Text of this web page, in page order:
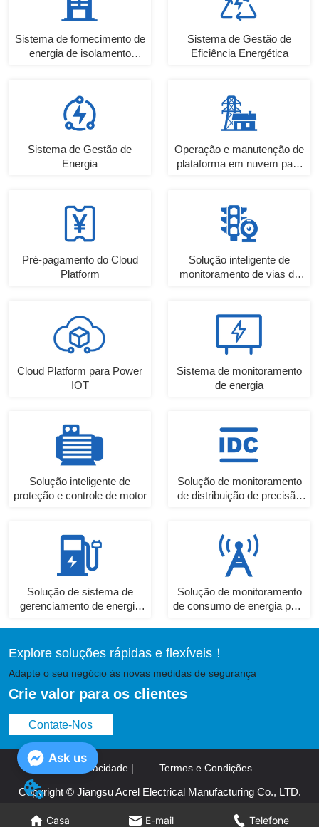
Sistema de fornecimento de
energia de isolamento
Sistema de Gestão de
Eficiência Energética
Sistema de Gestão de
Energia
Operação e manutenção de
plataforma em nuvem para
Pré-pagamento do Cloud
Platform
Solução inteligente de
monitoramento de vias de
Cloud Platform para Power
IOT
Sistema de monitoramento
de energia
Solução inteligente de
proteção e controle de motor
Solução de monitoramento
de distribuição de precisão
Solução de sistema de
gerenciamento de energia
Solução de monitoramento
de consumo de energia para
Explore soluções rápidas e flexíveis！
Adapte o seu negócio às novas medidas de segurança
Crie valor para os clientes
Contate-Nos
Casa E-mail Telefone
Casa E-mail Telefone
Política de privacidade | Termos e Condições
Copyright © Jiangsu Acrel Electrical Manufacturing Co., LTD.
Ask us